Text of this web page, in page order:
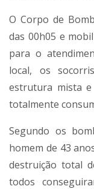
O Corpo de
das 00h05 e
para o
local, os
estrutura mista
totalmente
Segundo os
homem de 43
destruição total
todos